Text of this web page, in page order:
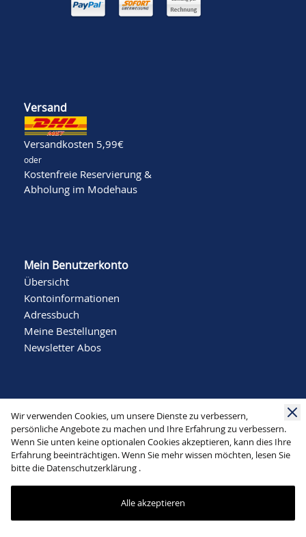
Wir verwenden Cookies, um unsere Dienste zu verbessern,
persönliche Angebote zu machen und Ihre Erfahrung zu verbessern.
Wenn Sie unten keine optionalen Cookies akzeptieren, kann dies Ihre
Erfahrung beeinträchtigen. Wenn Sie mehr wissen möchten, lesen Sie
bitte die Datenschutzerklärung .
Alle akzeptieren
Versand
Versandkosten 5,99€
oder
Kostenfreie Reservierung &
Abholung im Modehaus
Mein Benutzerkonto
Übersicht
Kontoinformationen
Adressbuch
Meine Bestellungen
Newsletter Abos
Social Media